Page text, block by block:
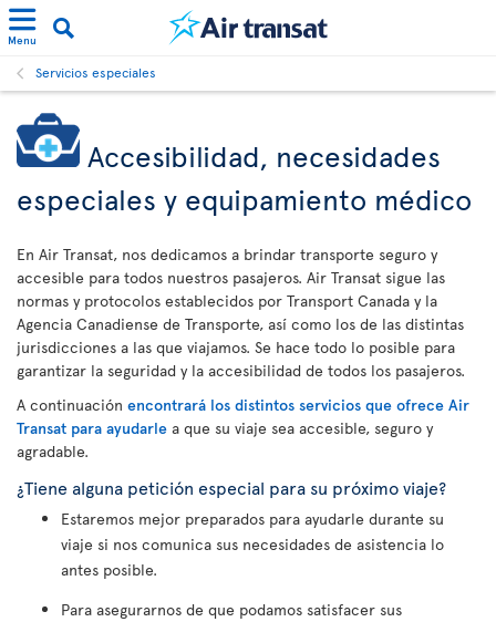
Menu
Servicios especiales
Accesibilidad, necesidades
especiales y equipamiento médico
En Air Transat, nos dedicamos a brindar transporte seguro y
accesible para todos nuestros pasajeros. Air Transat sigue las
normas y protocolos establecidos por Transport Canada y la
Agencia Canadiense de Transporte, así como los de las distintas
jurisdicciones a las que viajamos. Se hace todo lo posible para
garantizar la seguridad y la accesibilidad de todos los pasajeros.
A continuación encontrará los distintos servicios que ofrece Air
Transat para ayudarle a que su viaje sea accesible, seguro y
agradable.
¿Tiene alguna petición especial para su próximo viaje?
Estaremos mejor preparados para ayudarle durante su
viaje si nos comunica sus necesidades de asistencia lo
antes posible.
Para asegurarnos de que podamos satisfacer sus